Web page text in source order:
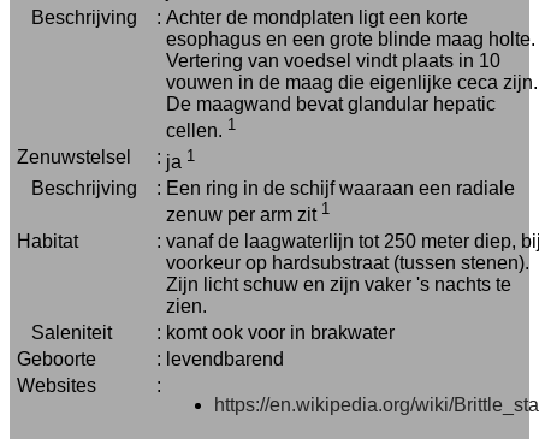
Beschrijving : Achter de mondplaten ligt een korte
esophagus en een grote blinde maag holte.
Vertering van voedsel vindt plaats in 10
vouwen in de maag die eigenlijke ceca zijn.
De maagwand bevat glandular hepatic
cellen. 1
Zenuwstelsel : ja 1
Beschrijving : Een ring in de schijf waaraan een radiale
zenuw per arm zit 1
Habitat : vanaf de laagwaterlijn tot 250 meter diep,
voorkeur op hardsubstraat (tussen stenen).
Zijn licht schuw en zijn vaker 's nachts te
zien.
Saleniteit
: komt ook voor in brakwater
Geboorte
: levendbarend
Websites
:
https://en.wikipedia.org/wiki/